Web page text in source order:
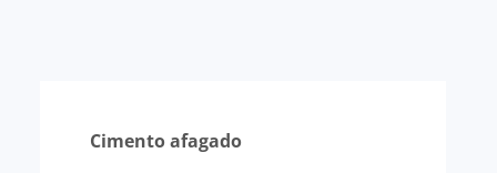
Cimento afagado